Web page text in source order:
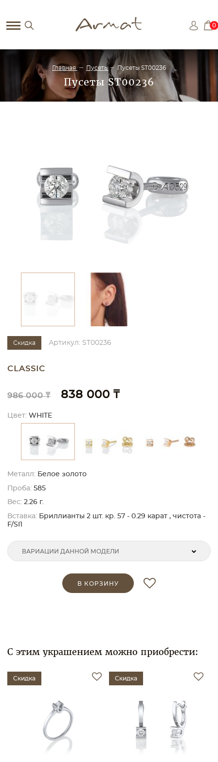
0
Главная Пусеты Пусеты ST00236
Пусеты ST00236
Скидка Артикул: ST00236
CLASSIC
986 000 ₸ 838 000 ₸
Цвет: WHITE
Металл: Белое золото
Проба: 585
Вес: 2.26 г.
Вставка: Бриллианты 2 шт. кр. 57 - 0.29 карат , чистота -
F/SI1
ВАРИАЦИИ ДАННОЙ МОДЕЛИ
В КОРЗИНУ
С этим украшением можно приобрести:
Скидка Скидка